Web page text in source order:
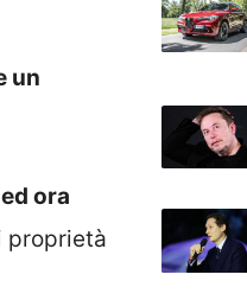
un
ed ora
proprietà